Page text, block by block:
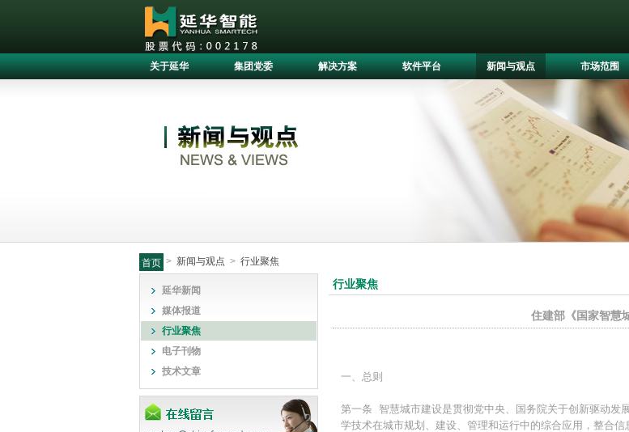
关于延华 集团党委 解决方案 软件平台 新闻与观点 市场范围
首页 > 新闻与观点 > 行业聚焦
延华新闻
媒体报道
行业聚焦
电子刊物
技术文章
行业聚焦
住建部《国家智慧
一、总则
第一条 智慧城市建设是贯彻党中央、国务院关于创新驱动发
学技术在城市规划、建设、管理和运行中的综合应用，整合